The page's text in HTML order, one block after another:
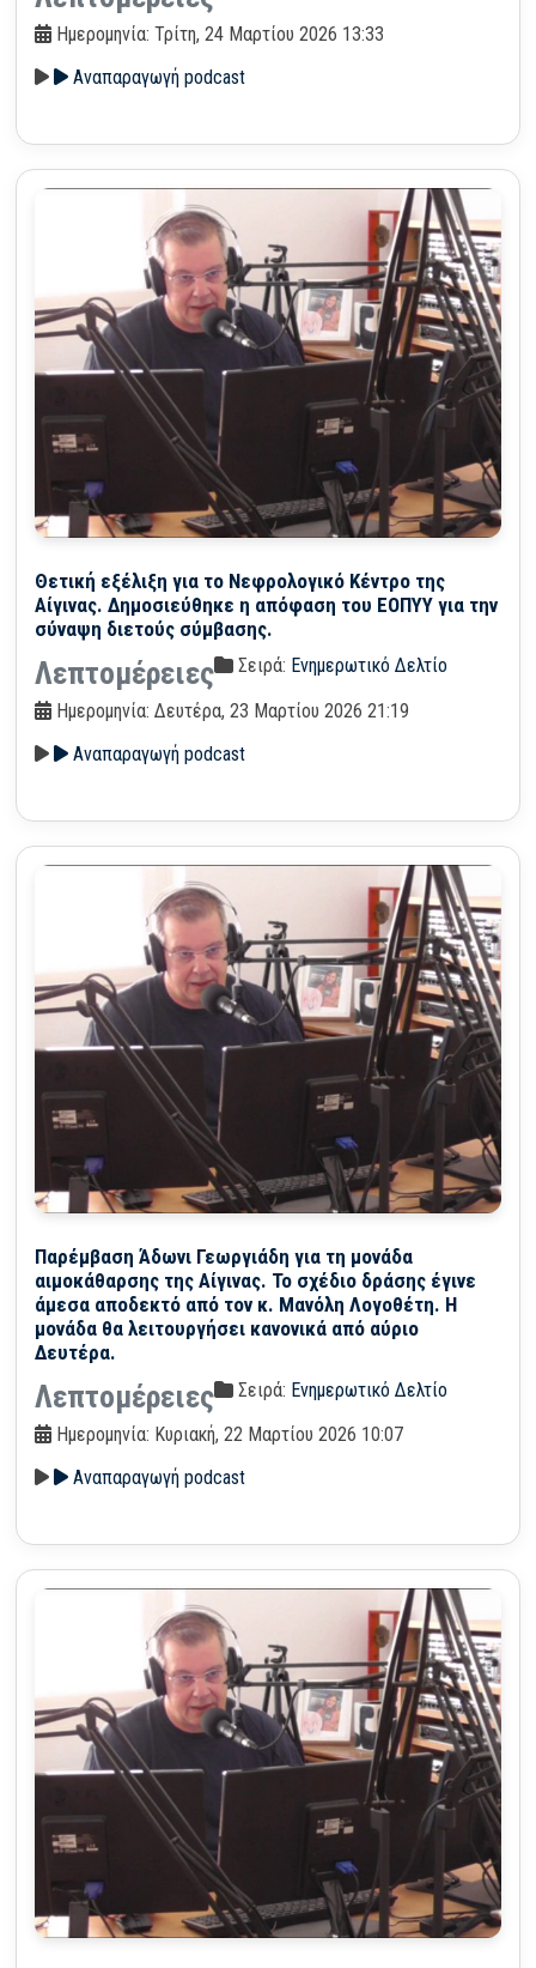
Ημερομηνία: Τρίτη, 24 Μαρτίου 2026 13:33
Αναπαραγωγή podcast
Θετική εξέλιξη για το Νεφρολογικό Κέντρο της
Αίγινας. Δημοσιεύθηκε η απόφαση του ΕΟΠΥΥ για την
σύναψη διετούς σύμβασης.
Λεπτομέρειες Σειρά: Ενημερωτικό Δελτίο
Ημερομηνία: Δευτέρα, 23 Μαρτίου 2026 21:19
Αναπαραγωγή podcast
Παρέμβαση Άδωνι Γεωργιάδη για τη μονάδα
αιμοκάθαρσης της Αίγινας. Το σχέδιο δράσης έγινε
άμεσα αποδεκτό από τον κ. Μανόλη Λογοθέτη. Η
μονάδα θα λειτουργήσει κανονικά από αύριο
Δευτέρα.
Λεπτομέρειες Σειρά: Ενημερωτικό Δελτίο
Ημερομηνία: Κυριακή, 22 Μαρτίου 2026 10:07
Αναπαραγωγή podcast